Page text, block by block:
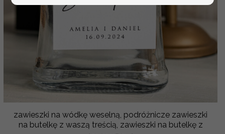
zawieszki na wódkę weselną, podróżnicze zawieszki
na butelkę z waszą treścią, zawieszki na butelkę z